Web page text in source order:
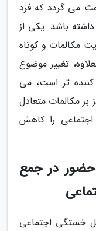
می گردد که فرد
باشد. یکی از
مکالمات و کوتاه
تغییر موضوع
تر است، می
بر مکالمات متعادل
را کاهش
حضور در جمع
خستگی اجتماعی